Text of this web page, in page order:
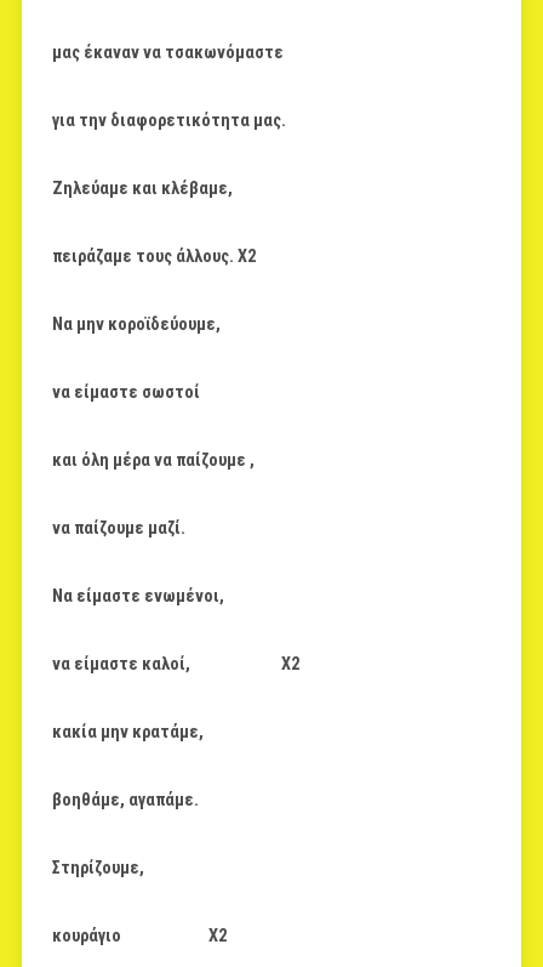
μας έκαναν να τσακωνόμαστε
για την διαφορετικότητα μας.
Ζηλεύαμε και κλέβαμε,
πειράζαμε τους άλλους. Χ2
Να μην κοροϊδεύουμε,
να είμαστε σωστοί
και όλη μέρα να παίζουμε ,
να παίζουμε μαζί.
Να είμαστε ενωμένοι,
να είμαστε καλοί, Χ2
κακία μην κρατάμε,
βοηθάμε, αγαπάμε.
Στηρίζουμε,
κουράγιο Χ2